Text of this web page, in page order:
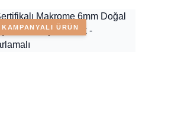
KAMPANYALI ÜRÜN